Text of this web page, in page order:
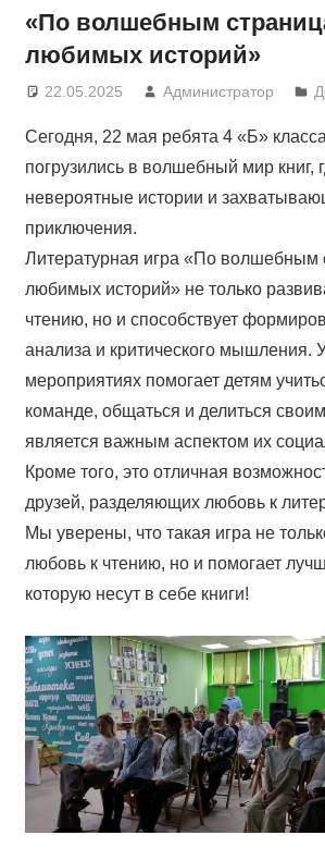
«По волшебным
любимых историй»
22.05.2025 Администратор
Сегодня, 22 мая ребята 4 «Б»
погрузились в волшебный мир книг,
невероятные истории и
приключения.
Литературная игра «По волшебным
любимых историй» не только
чтению, но и способствует
анализа и критического мышления.
мероприятиях помогает детям
команде, общаться и делиться
является важным аспектом их
Кроме того, это отличная
друзей, разделяющих любовь к
Мы уверены, что такая игра не
любовь к чтению, но и помогает
которую несут в себе книги!